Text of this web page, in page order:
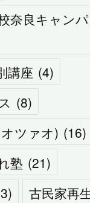
奈良キャン
講座 (4)
(8)
ツァオ) (16)
塾 (21)
) 古民家再